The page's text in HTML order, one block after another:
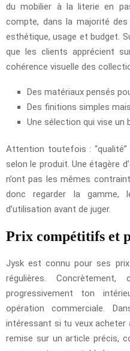
du mobilier à la literie en
compte, dans la majorité
esthétique, usage et budget.
que les clients apprécient
cohérence visuelle des
Des matériaux pensés
Des finitions simples
Une sélection qui vise un
Attention toutefois :
selon le produit. Une étagère
n’ont pas les mêmes
donc regarder la gamme,
d’utilisation avant de juger.
Prix compétitifs et
Jysk est connu pour ses
régulières.
progressivement ton
opération commerciale.
intéressant si tu veux acheter
remise sur un article précis,